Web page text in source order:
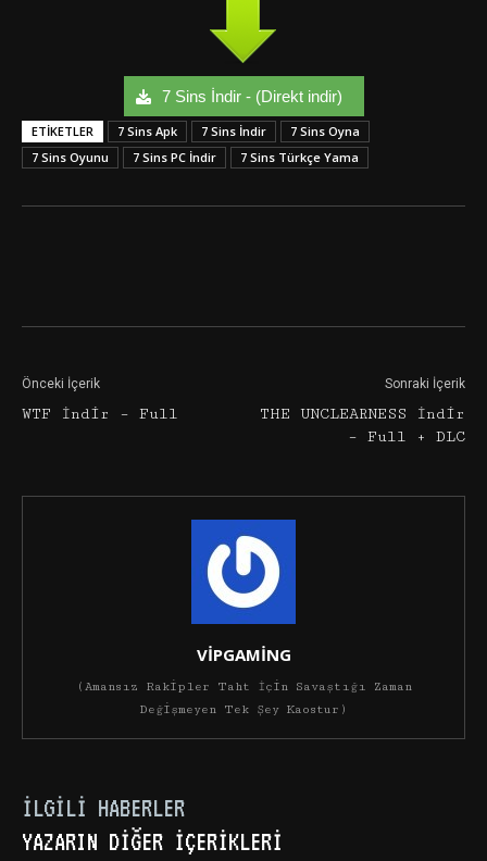
7 Sins İndir - (Direkt indir)
ETIKETLER 7 Sins Apk 7 Sins İndir
7 Sins Oyna
7 Sins Oyunu
7 Sins PC İndir 7 Sins Türkçe Yama
Önceki İçerik
WTF İndir – Full
Sonraki İçerik
THE UNCLEARNESS İndir
– Full + DLC
VİPGAMİNG
(Amansız Rakipler Taht İçin Savaştığı Zaman
Değişmeyen Tek Şey Kaostur)
İLGILI HABERLER
YAZARIN DIĞER İÇERIKLERI